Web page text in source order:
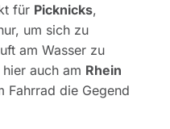
für Picknicks,
um sich zu
am Wasser zu
auch am Rhein
Fahrrad die Gegend